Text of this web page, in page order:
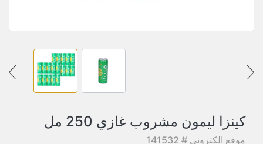
كينزا ليمون مشروب غازي 250 مل
موقع الكتروني # 141532